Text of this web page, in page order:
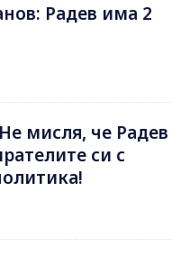
Радев има 2
мисля, че Радев
си с